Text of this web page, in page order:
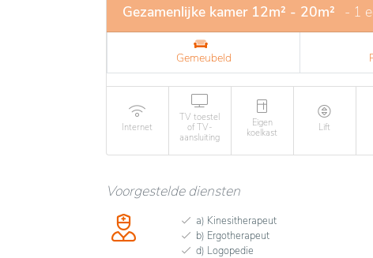
Gezamenlijke kamer 12m² - 20m² - 1
Gemeubeld
Internet
TV toestel
of TV-
aansluiting
Eigen
koelkast
Lift
Voorgestelde diensten
a) Kinesitherapeut
b) Ergotherapeut
d) Logopedie